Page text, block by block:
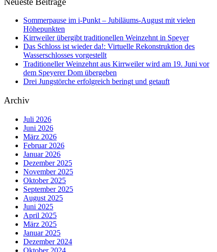
Sommerpause im i-Punkt – Jubiläums-August mit vielen
Höhepunkten
Kirrweiler übergibt traditionellen Weinzehnt in Speyer
Das Schloss ist wieder da!: Virtuelle Rekonstruktion des
Wasserschlosses vorgestellt
Traditioneller Weinzehnt aus Kirrweiler wird am 19. Juni vor
dem Speyerer Dom übergeben
Drei Jungstörche erfolgreich beringt und getauft
Archiv
Juli 2026
Juni 2026
März 2026
Februar 2026
Januar 2026
Dezember 2025
November 2025
Oktober 2025
September 2025
August 2025
Juni 2025
April 2025
März 2025
Januar 2025
Dezember 2024
Oktober 2024